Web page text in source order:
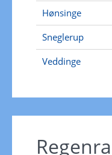
Hønsinge
Sneglerup
Veddinge